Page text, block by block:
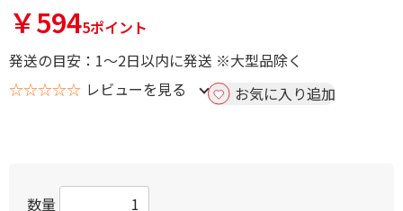
￥5945ポイント
発送の目安：1～2日以内に発送 ※大型品除く
☆☆☆☆☆ レビューを見る お気に入り追加
数量